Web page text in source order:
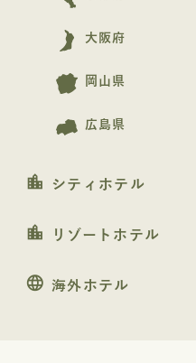
大阪府
岡山県
広島県
location_city シティホテル
location_city リゾートホテル
language 海外ホテル